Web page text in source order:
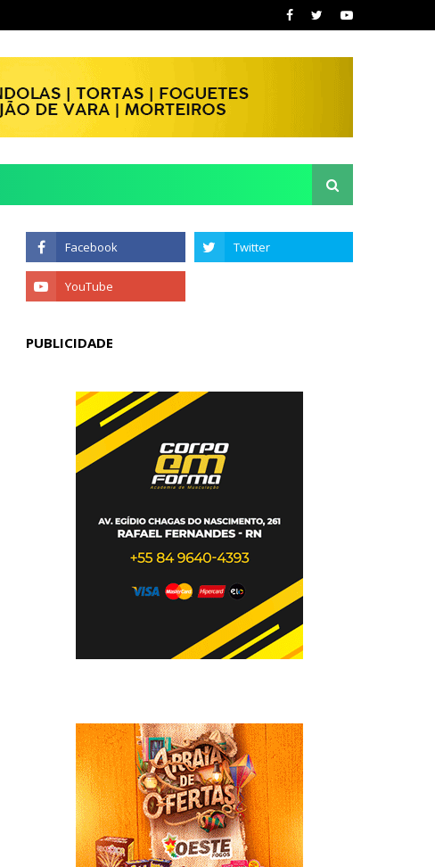
PUBLICIDADE